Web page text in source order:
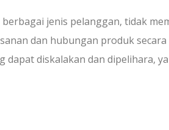
jenis pelanggan, tidak
dan hubungan produk secara
dapat diskalakan dan dipelihara,